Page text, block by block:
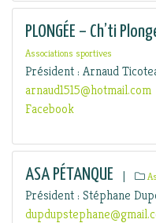
PLONGÉE – Ch’ti
Associations sportives
Président : Arnaud
arnaud1515@hotmail.com
Facebook
ASA PÉTANQUE |
Président : Stéphane